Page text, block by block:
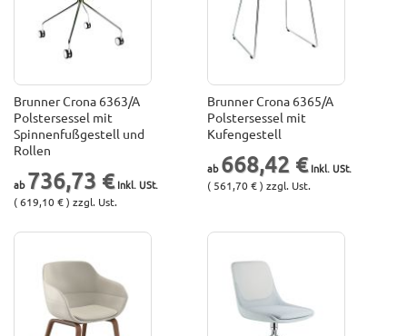
Brunner Crona 6363/A
Polstersessel mit
Spinnenfußgestell und
Rollen
736,73 €
( 619,10 € ) zzgl. Ust.
Brunner Crona 6365/A
Polstersessel mit
Kufengestell
668,42 €
( 561,70 € ) zzgl. Ust.